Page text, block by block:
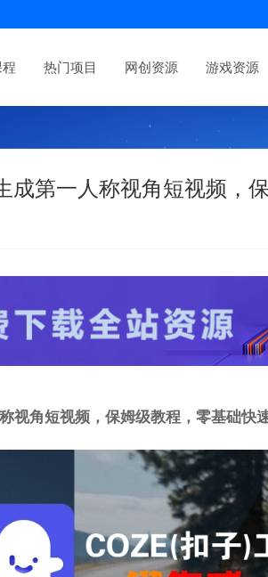
热门项目 网创资源 游戏资源
成第一人称视角短视频，
视角短视频，保姆级教程，零基础快